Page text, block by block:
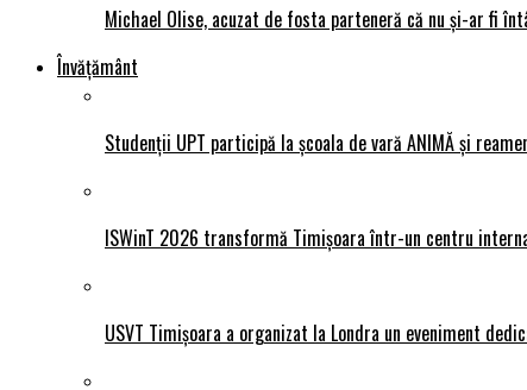
Michael Olise, acuzat de fosta parteneră că nu și-ar fi
Învățământ
Studenții UPT participă la școala de vară ANIMĂ și
ISWinT 2026 transformă Timișoara într-un centru
USVT Timișoara a organizat la Londra un eveniment